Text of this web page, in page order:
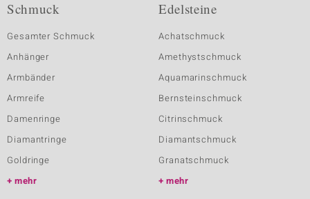
Schmuck
Gesamter Schmuck
Anhänger
Armbänder
Armreife
Damenringe
Diamantringe
Goldringe
mehr
Edelsteine
Achatschmuck
Amethystschmuck
Aquamarinschmuck
Bernsteinschmuck
Citrinschmuck
Diamantschmuck
Granatschmuck
mehr